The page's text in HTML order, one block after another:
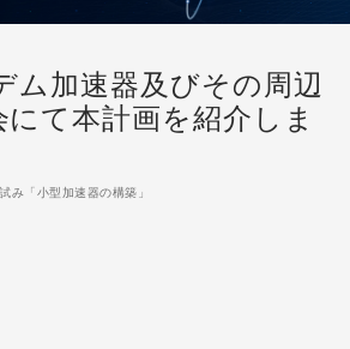
ム加速器及びその周辺
て本計画を紹介しま
み「小型加速器の構築」